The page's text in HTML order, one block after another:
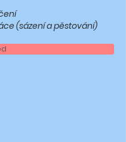
(sázení a pěstování)